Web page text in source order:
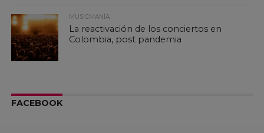
MUSICMANÍA
La reactivación de los conciertos en
Colombia, post pandemia
FACEBOOK